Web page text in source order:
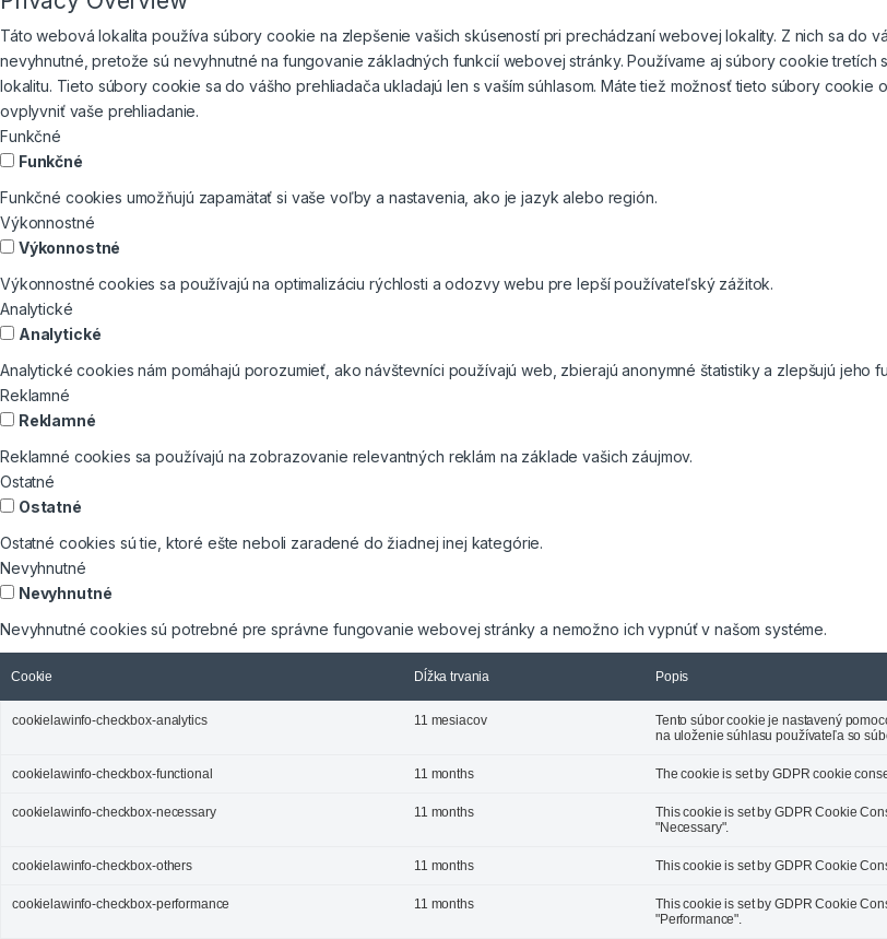
Táto webová lokalita používa súbory cookie na zlepšenie vašich skúseností pri prechádzaní webovej lokality. Z nich sa do
nevyhnutné, pretože sú nevyhnutné na fungovanie základných funkcií webovej stránky. Používame aj súbory cookie
lokalitu. Tieto súbory cookie sa do vášho prehliadača ukladajú len s vaším súhlasom. Máte tiež možnosť tieto súbory
ovplyvniť vaše prehliadanie.
Funkčné
Funkčné
Funkčné cookies umožňujú zapamätať si vaše voľby a nastavenia, ako je jazyk alebo región.
Výkonnostné
Výkonnostné
Výkonnostné cookies sa používajú na optimalizáciu rýchlosti a odozvy webu pre lepší používateľský zážitok.
Analytické
Analytické
Analytické cookies nám pomáhajú porozumieť, ako návštevníci používajú web, zbierajú anonymné štatistiky a zlepšujú jeho
Reklamné
Reklamné
Reklamné cookies sa používajú na zobrazovanie relevantných reklám na základe vašich záujmov.
Ostatné
Ostatné
Ostatné cookies sú tie, ktoré ešte neboli zaradené do žiadnej inej kategórie.
Nevyhnutné
Nevyhnutné
Nevyhnutné cookies sú potrebné pre správne fungovanie webovej stránky a nemožno ich vypnúť v našom systéme.
Cookie Dĺžka trvania Popis
cookielawinfo-checkbox-analytics 11 mesiacov
Tento súbor cookie je nastavený
na uloženie súhlasu používateľa so
cookielawinfo-checkbox-functional 11 months The cookie is set by GDPR cookie
cookielawinfo-checkbox-necessary 11 months
This cookie is set by GDPR Cookie
"Necessary".
cookielawinfo-checkbox-others 11 months This cookie is set by GDPR Cookie
cookielawinfo-checkbox-performance 11 months
This cookie is set by GDPR Cookie
"Performance".